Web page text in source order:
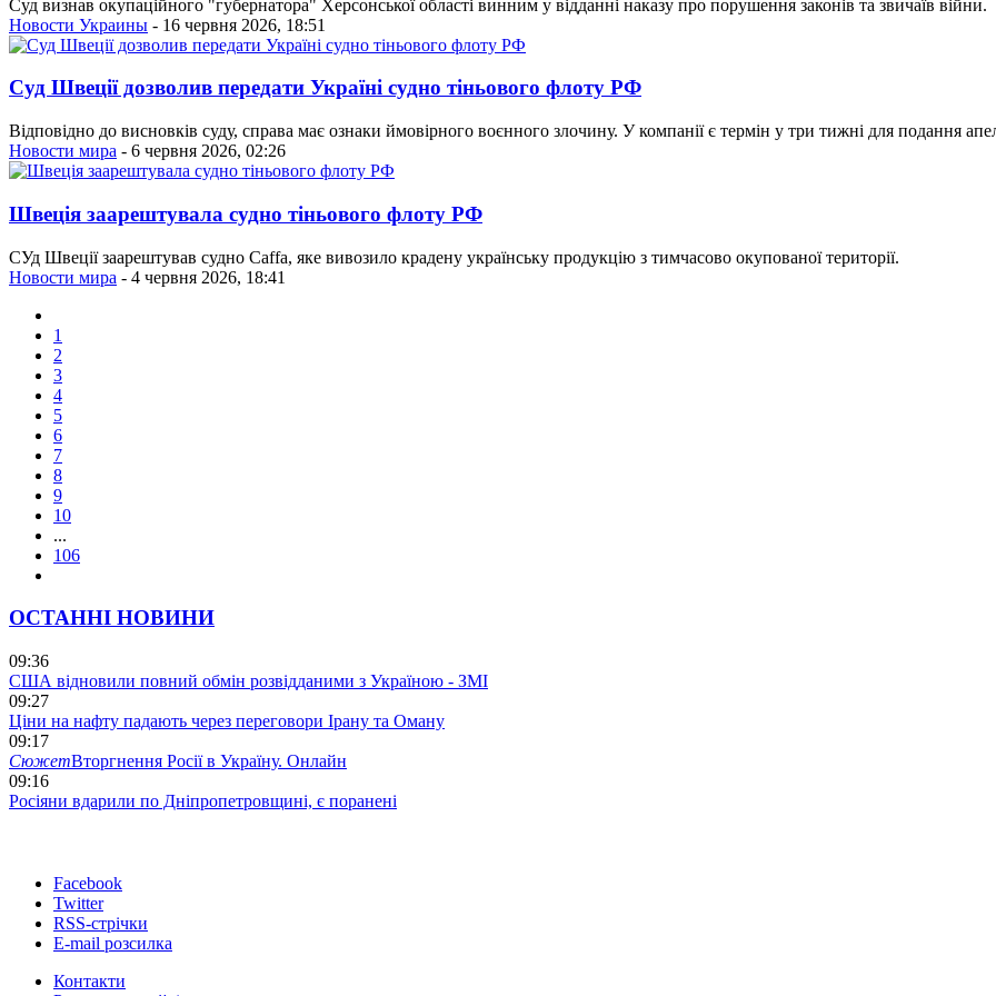
Суд визнав окупаційного "губернатора" Херсонської області винним у відданні наказу про порушення законів та звичаїв війни.
Новости Украины - 16 червня 2026, 18:51
Суд Швеції дозволив передати Україні судно тіньового флоту РФ
Відповідно до висновків суду, справа має ознаки ймовірного воєнного злочину. У компанії є термін у три тижні для подання
Новости мира - 6 червня 2026, 02:26
Швеція заарештувала судно тіньового флоту РФ
СУд Швеції заарештував судно Caffa, яке вивозило крадену українську продукцію з тимчасово окупованої території.
Новости мира - 4 червня 2026, 18:41
1
2
3
4
5
6
7
8
9
10
...
106
ОСТАННІ НОВИНИ
09:36
США відновили повний обмін розвідданими з Україною - ЗМІ
09:27
Ціни на нафту падають через переговори Ірану та Оману
09:17
СюжетВторгнення Росії в Україну. Онлайн
09:16
Росіяни вдарили по Дніпропетровщині, є поранені
Facebook
Twitter
RSS-стрічки
E-mail розсилка
Контакти